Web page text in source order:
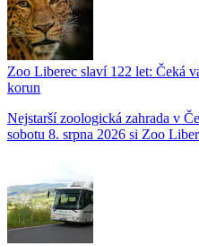
Zoo Liberec slaví 122 let: Čeká
korun
Nejstarší zoologická zahrada v
sobotu 8. srpna 2026 si Zoo